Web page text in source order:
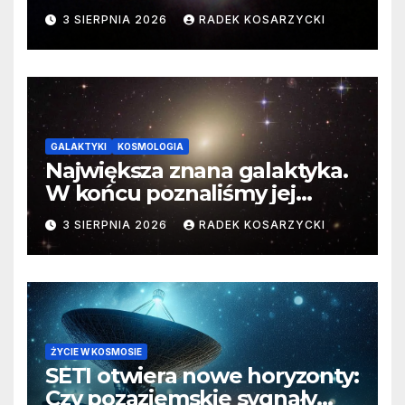
3 SIERPNIA 2026 RADEK KOSARZYCKI
GALAKTYKI KOSMOLOGIA
Największa znana galaktyka.
W końcu poznaliśmy jej
faktyczne wymiary
3 SIERPNIA 2026 RADEK KOSARZYCKI
ŻYCIE W KOSMOSIE
SETI otwiera nowe horyzonty:
Czy pozaziemskie sygnały